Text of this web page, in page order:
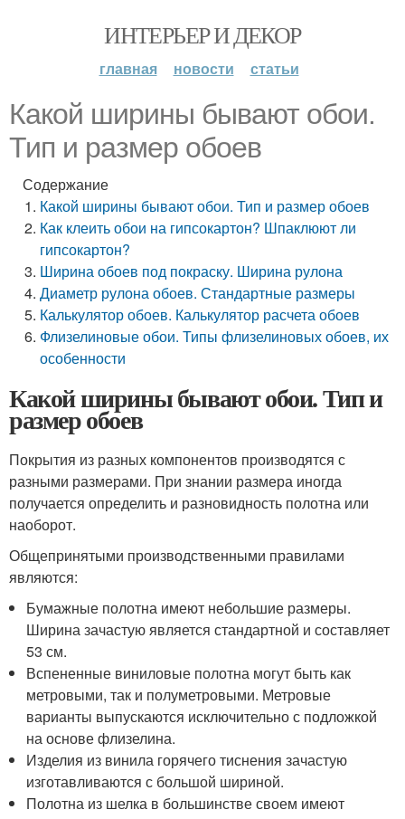
ИНТЕРЬЕР И ДЕКОР
главная новости статьи
Какой ширины бывают обои.
Тип и размер обоев
Содержание
Какой ширины бывают обои. Тип и размер обоев
Как клеить обои на гипсокартон? Шпаклюют ли
гипсокартон?
Ширина обоев под покраску. Ширина рулона
Диаметр рулона обоев. Стандартные размеры
Калькулятор обоев. Калькулятор расчета обоев
Флизелиновые обои. Типы флизелиновых обоев, их
особенности
Какой ширины бывают обои. Тип и
размер обоев
Покрытия из разных компонентов производятся с
разными размерами. При знании размера иногда
получается определить и разновидность полотна или
наоборот.
Общепринятыми производственными правилами
являются:
Бумажные полотна имеют небольшие размеры.
Ширина зачастую является стандартной и составляет
53 см.
Вспененные виниловые полотна могут быть как
метровыми, так и полуметровыми. Метровые
варианты выпускаются исключительно с подложкой
на основе флизелина.
Изделия из винила горячего тиснения зачастую
изготавливаются с большой шириной.
Полотна из шелка в большинстве своем имеют